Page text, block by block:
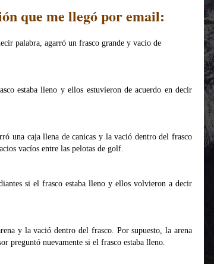
que me llegó por email:
palabra, agarró un frasco grande y vacío de
estaba lleno y ellos estuvieron de acuerdo en decir
una caja llena de canicas y la vació dentro del frasco
vacíos entre las pelotas de golf.
si el frasco estaba lleno y ellos volvieron a decir
y la vació dentro del frasco. Por supuesto, la arena
preguntó nuevamente si el frasco estaba lleno.